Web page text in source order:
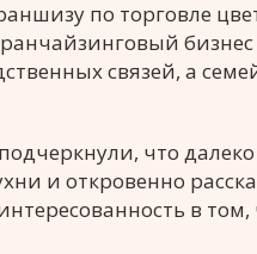
по торговле
связей, а
что
и откровенно
в